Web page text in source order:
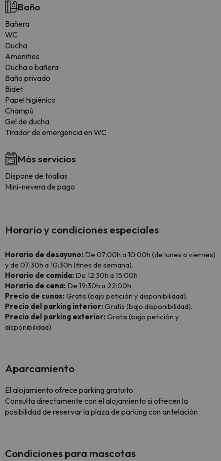
Baño
Bañera
WC
Ducha
Amenities
Ducha o bañera
Baño privado
Bidet
Papel higiénico
Champú
Gel de ducha
Tirador de emergencia en WC
Más servicios
Dispone de toallas
Mini-nevera de pago
Horario y condiciones especiales
Horario de desayuno: De 07:00h a 10:00h (de lunes a viernes)
y de 07:30h a 10:30h (fines de semana).
Horario de comida: De 12:30h a 15:00h
Horario de cena: De 19:30h a 22:00h
Precio de cunas:Gratis (bajo petición y disponibilidad).
Precio del parking interior:Gratis (bajo disponibilidad).
Precio del parking exterior:Gratis (bajo petición y
disponibilidad).
Aparcamiento
El alojamiento ofrece parking gratuito
Consulta directamente con el alojamiento si ofrecen la
posibilidad de reservar la plaza de parking con antelación.
Condiciones para mascotas